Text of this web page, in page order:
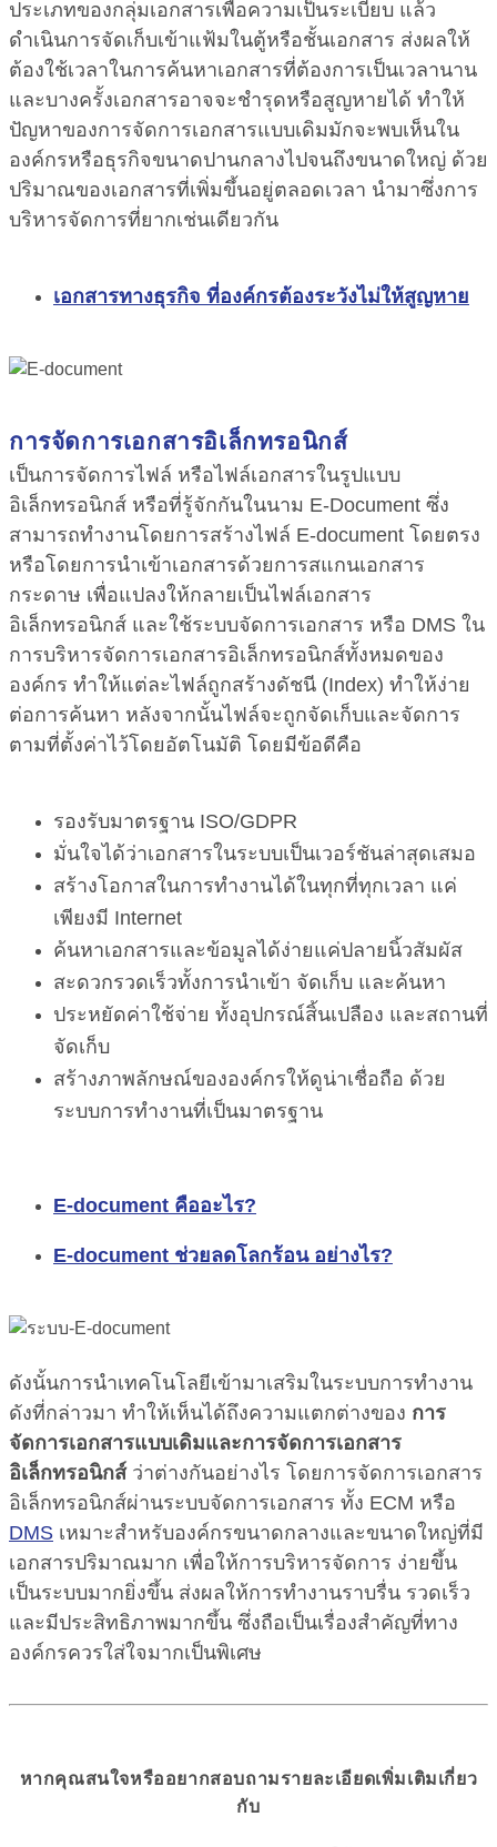
ประเภทของกลุ่มเอกสารเพื่อความเป็นระเบียบ แล้ว
ดำเนินการจัดเก็บเข้าแฟ้มในตู้หรือชั้นเอกสาร ส่งผลให้
ต้องใช้เวลาในการค้นหาเอกสารที่ต้องการเป็นเวลานาน
และบางครั้งเอกสารอาจจะชำรุดหรือสูญหายได้ ทำให้
ปัญหาของการจัดการเอกสารแบบเดิมมักจะพบเห็นใน
องค์กรหรือธุรกิจขนาดปานกลางไปจนถึงขนาดใหญ่ ด้วย
ปริมาณของเอกสารที่เพิ่มขึ้นอยู่ตลอดเวลา นำมาซึ่งการ
บริหารจัดการที่ยากเช่นเดียวกัน
เอกสารทางธุรกิจ ที่องค์กรต้องระวังไม่ให้สูญหาย
การจัดการเอกสารอิเล็กทรอนิกส์
เป็นการจัดการไฟล์ หรือไฟล์เอกสารในรูปแบบ
อิเล็กทรอนิกส์ หรือที่รู้จักกันในนาม E-Document ซึ่ง
สามารถทำงานโดยการสร้างไฟล์ E-document โดยตรง
หรือโดยการนำเข้าเอกสารด้วยการสแกนเอกสาร
กระดาษ เพื่อแปลงให้กลายเป็นไฟล์เอกสาร
อิเล็กทรอนิกส์ และใช้ระบบจัดการเอกสาร หรือ DMS ใน
การบริหารจัดการเอกสารอิเล็กทรอนิกส์ทั้งหมดของ
องค์กร ทำให้แต่ละไฟล์ถูกสร้างดัชนี (Index) ทำให้ง่าย
ต่อการค้นหา หลังจากนั้นไฟล์จะถูกจัดเก็บและจัดการ
ตามที่ตั้งค่าไว้โดยอัตโนมัติ โดยมีข้อดีคือ
รองรับมาตรฐาน ISO/GDPR
มั่นใจได้ว่าเอกสารในระบบเป็นเวอร์ชันล่าสุดเสมอ
สร้างโอกาสในการทำงานได้ในทุกที่ทุกเวลา แค่
เพียงมี Internet
ค้นหาเอกสารและข้อมูลได้ง่ายแค่ปลายนิ้วสัมผัส
สะดวกรวดเร็วทั้งการนำเข้า จัดเก็บ และค้นหา
ประหยัดค่าใช้จ่าย ทั้งอุปกรณ์สิ้นเปลือง และสถานที่
จัดเก็บ
สร้างภาพลักษณ์ขององค์กรให้ดูน่าเชื่อถือ ด้วย
ระบบการทำงานที่เป็นมาตรฐาน
E-document คืออะไร?
E-document ช่วยลดโลกร้อน อย่างไร?
ดังนั้นการนำเทคโนโลยีเข้ามาเสริมในระบบการทำงาน
ดังที่กล่าวมา ทำให้เห็นได้ถึงความแตกต่างของ การ
จัดการเอกสารแบบเดิมและการจัดการเอกสาร
อิเล็กทรอนิกส์ว่าต่างกันอย่างไร โดยการจัดการเอกสาร
อิเล็กทรอนิกส์ผ่านระบบจัดการเอกสาร ทั้ง ECM หรือ
DMS เหมาะสำหรับองค์กรขนาดกลางและขนาดใหญ่ที่มี
เอกสารปริมาณมาก เพื่อให้การบริหารจัดการ ง่ายขึ้น
เป็นระบบมากยิ่งขึ้น ส่งผลให้การทำงานราบรื่น รวดเร็ว
และมีประสิทธิภาพมากขึ้น ซึ่งถือเป็นเรื่องสำคัญที่ทาง
องค์กรควรใส่ใจมากเป็นพิเศษ
หากคุณสนใจหรืออยากสอบถามรายละเอียดเพิ่มเติมเกี่ยว
กับ